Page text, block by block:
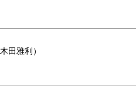
田雅利）